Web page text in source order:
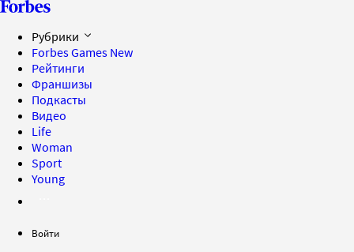
Рубрики
Forbes Games New
Рейтинги
Франшизы
Подкасты
Видео
Life
Woman
Sport
Young
Войти